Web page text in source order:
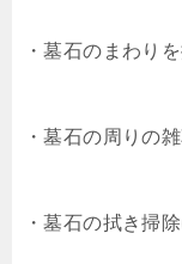
・墓石のまわり
・墓石の周りの
・墓石の拭き掃